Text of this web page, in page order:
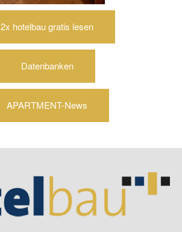
2x hotelbau gratis lesen
Datenbanken
APARTMENT-News